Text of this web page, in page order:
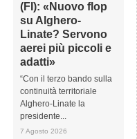
(FI): «Nuovo flop
su Alghero-
Linate? Servono
aerei più piccoli e
adatti»
“Con il terzo bando sulla
continuità territoriale
Alghero-Linate la
presidente...
7 Agosto 2026